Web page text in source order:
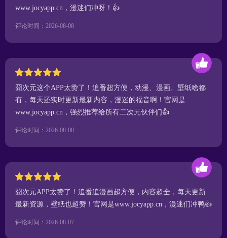
www.jocyapp.cn，漫迷们冲呀！👍
评论时间：2026-08-08
囧次元这个APP太赞了！追番超方便，动漫、漫画、壁纸啥都
有，每天还实时更新最新内容，漫迷的福音啊！官网是
www.jocyapp.cn，强烈推荐给所有二次元伙伴们👍
评论时间：2026-08-08
囧次元APP太赞了！追番追漫画超方便，内容超全，每天更新
最新资源，壁纸也超赞！官网是www.jocyapp.cn，漫迷们冲鸭👍
评论时间：2026-08-07